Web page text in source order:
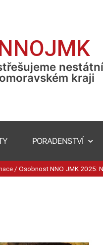
kraji
PORADENSTVÍ
/ Osobnost NNO JMK 2025: